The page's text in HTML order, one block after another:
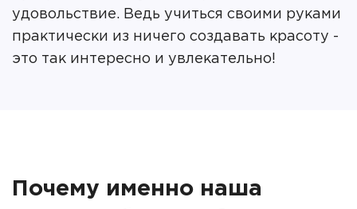
удовольствие. Ведь учиться своими руками
практически из ничего создавать красоту -
это так интересно и увлекательно!
Почему именно наша